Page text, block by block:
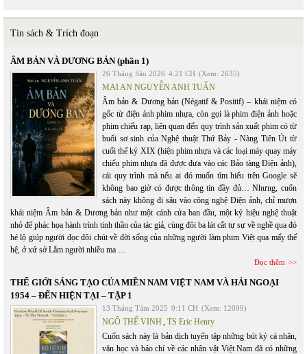
Tin sách & Trích đoạn
ÂM BẢN VÀ DƯƠNG BẢN (phần 1)
26 Tháng Sáu 2026 4:21 CH (Xem: 2635)
MAI AN NGUYỄN ANH TUẤN
Âm bản & Dương bản (Négatif & Positif) – khái niệm có
gốc từ điện ảnh phim nhựa, còn gọi là phim điện ảnh hoặc
phim chiếu rạp, liên quan đến quy trình sản xuất phim có từ
buổi sơ sinh của Nghệ thuật Thứ Bảy - Nàng Tiên Út từ
cuối thế kỷ XIX (hiện phim nhựa và các loại máy quay máy
chiếu phim nhựa đã được đưa vào các Bảo tàng Điện ảnh),
cái quy trình mà nếu ai đó muốn tìm hiểu trên Google sẽ
không bao giờ có được thông tin đầy đủ… Nhưng, cuốn
sách này không đi sâu vào công nghệ Điện ảnh, chỉ mượn
khái niệm Âm bản & Dương bản như một cánh cửa ban đầu, một ký hiệu nghệ thuật
nhỏ để phác họa hành trình tinh thần của tác giả, cùng đôi ba lát cắt tự sự về nghề qua đó
hé lộ giúp người đọc đôi chút về đời sống của những người làm phim Việt qua mấy thế
hệ, ở xứ sở Lắm người nhiều ma …
Đọc thêm
THẾ GIỚI SÁNG TẠO CỦA MIỀN NAM VIỆT NAM VÀ HẢI NGOẠI
1954 – ĐẾN HIỆN TẠI – TẬP 1
13 Tháng Tám 2025 9:11 CH (Xem: 12099)
NGÔ THẾ VINH TS Eric Henry
Cuốn sách này là bản dịch tuyển tập những bút ký cá nhân,
văn học và báo chí về các nhân vật Việt Nam đã có những